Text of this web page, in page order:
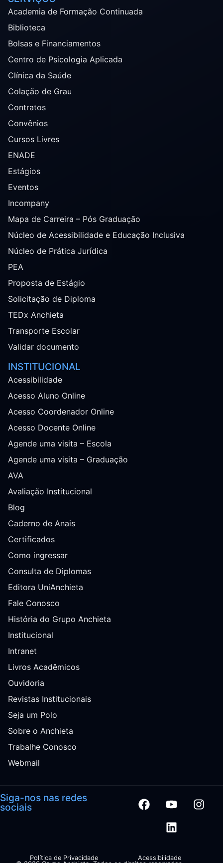
Academia de Formação Continuada
Biblioteca
Bolsas e Financiamentos
Centro de Psicologia Aplicada
Clínica da Saúde
Colação de Grau
Contratos
Convênios
Cursos Livres
ENADE
Estágios
Eventos
Incompany
Mapa de Carreira – Pós Graduação
Núcleo de Acessibilidade e Educação Inclusiva
Núcleo de Prática Jurídica
PEA
Proposta de Estágio
Solicitação de Diploma
TEDx Anchieta
Transporte Escolar
Validar documento
INSTITUCIONAL
Acessibilidade
Acesso Aluno Online
Acesso Coordenador Online
Acesso Docente Online
Agende uma visita – Escola
Agende uma visita – Graduação
AVA
Avaliação Institucional
Blog
Caderno de Anais
Certificados
Como ingressar
Consulta de Diplomas
Editora UniAnchieta
Fale Conosco
História do Grupo Anchieta
Institucional
Intranet
Livros Acadêmicos
Ouvidoria
Revistas Institucionais
Seja um Polo
Sobre o Anchieta
Trabalhe Conosco
Webmail
Siga-nos nas redes
sociais
Política de Privacidade Acessibilidade